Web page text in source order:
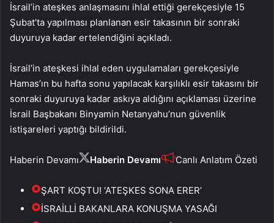
İsrail’in ateşkes anlaşmasını ihlal ettiği gerekçesiyle 15
Şubat’ta yapılması planlanan esir takasının bir sonraki
duyuruya kadar ertelendiğini açıkladı.
İsrail’in ateşkesi ihlal eden uygulamaları gerekçesiyle
Hamas’ın bu hafta sonu yapılacak karşılıklı esir takasını bir
sonraki duyuruya kadar askıya aldığını açıklaması üzerine
İsrail Başbakanı Binyamin Netanyahu’nun güvenlik
istişareleri yaptığı bildirildi.
Haberin Devamı Haberin Devamı Canlı Anlatım Özeti
ŞART KOŞTU! ‘ATEŞKES SONA ERER’
İSRAİLLİ BAKANLARA KONUŞMA YASAĞI